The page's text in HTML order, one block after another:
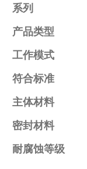
系列
产品类型
工作模式
符合标准
主体材料
密封材料
耐腐蚀等级